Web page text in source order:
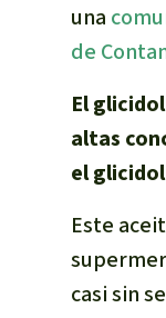
una
de
El
altas
el glicidol
Este
casi sin